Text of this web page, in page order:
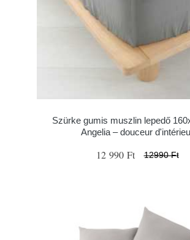
Szürke gumis muszlin lepedő
Angelia – douceur
12 990 Ft 12990 Ft